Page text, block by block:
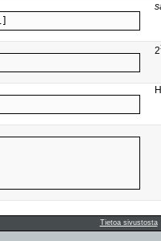
2
H
Tietoa sivustosta